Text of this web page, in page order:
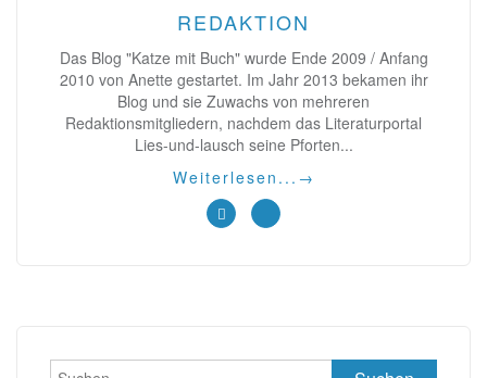
REDAKTION
Das Blog "Katze mit Buch" wurde Ende 2009 / Anfang
2010 von Anette gestartet. Im Jahr 2013 bekamen ihr
Blog und sie Zuwachs von mehreren
Redaktionsmitgliedern, nachdem das Literaturportal
Lies-und-lausch seine Pforten...
Weiterlesen... →
Suchen